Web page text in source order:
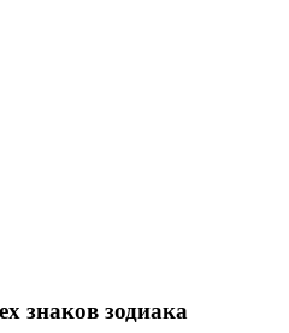
знаков зодиака